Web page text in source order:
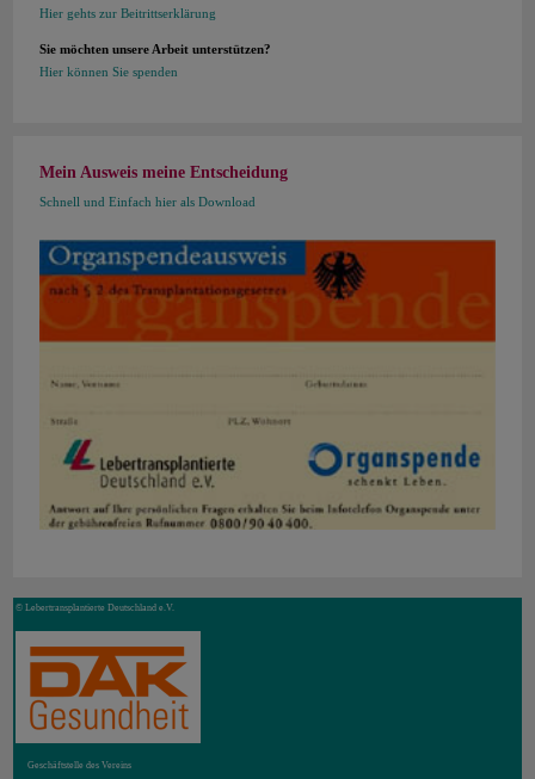
Hier gehts zur Beitrittserklärung
Sie möchten unsere Arbeit unterstützen?
Hier können Sie spenden
Mein Ausweis meine Entscheidung
Schnell und Einfach hier als Download
© Lebertransplantierte Deutschland e.V.
Geschäftstelle des Vereins